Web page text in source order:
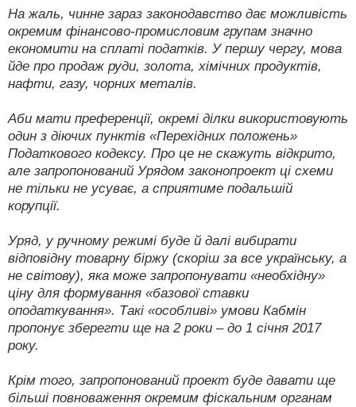
На жаль, чинне зараз законодавство дає можливість
окремим фінансово-промисловим групам значно
економити на сплаті податків. У першу чергу, мова
йде про продаж руди, золота, хімічних продуктів,
нафти, газу, чорних металів.
Аби мати преференції, окремі ділки використовують
один з діючих пунктів «Перехідних положень»
Податкового кодексу. Про це не скажуть відкрито,
але запропонований Урядом законопроект ці схеми
не тільки не усуває, а сприятиме подальшій
корупції.
Уряд, у ручному режимі буде й далі вибирати
відповідну товарну біржу (скоріш за все українську, а
не світову), яка може запропонувати «необхідну»
ціну для формування «базової ставки
оподаткування». Такі «особливі» умови Кабмін
пропонує зберегти ще на 2 роки – до 1 січня 2017
року.
Крім того, запропонований проект буде давати ще
більші повноваження окремим фіскальним органам